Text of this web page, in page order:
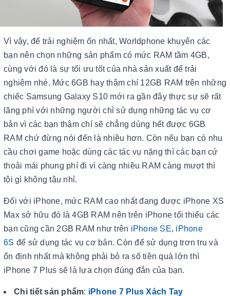
Vì vậy, để trải nghiệm ổn nhất, Worldphone khuyên các
bạn nên chọn những sản phẩm có mức RAM tầm 4GB,
cùng với đó là sự tối ưu tốt của nhà sản xuất để trải
nghiệm nhé. Mức 6GB hay thậm chí 12GB RAM trên những
chiếc Samsung Galaxy S10 mới ra gần đây thực sự sẽ rất
lãng phí với những người chỉ sử dụng những tác vụ cơ
bản vì các bạn thậm chí sẽ chẳng dùng hết được 6GB
RAM chứ đừng nói đến là nhiều hơn. Còn nếu bạn có nhu
cầu chơi game hoặc dùng các tác vụ nặng thì các bạn cứ
thoải mái phung phí đi vì càng nhiều RAM càng mượt thì
tội gì không tậu nhỉ.
Đối với iPhone, mức RAM cao nhất đang được iPhone XS
Max sở hữu đó là 4GB RAM nên trên iPhone tối thiểu các
bạn cũng cần 2GB RAM như trên iPhone SE, iPhone
6S để sử dụng tác vụ cơ bản. Còn để sử dụng trơn tru và
ổn định nhất mà không phải bỏ ra số tiền quá lớn thì
iPhone 7 Plus sẽ là lựa chọn đúng đắn của bạn.
Chi tiết sản phẩm: iPhone 7 Plus Xách Tay